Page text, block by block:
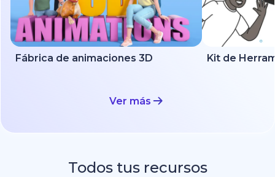
Fábrica de animaciones 3D
Ver más
Todos tus recursos